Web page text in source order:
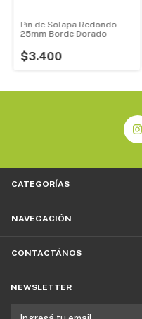
Pin de Solapa Redondo
25mm Borde Dorado
$3.400
CATEGORÍAS
NAVEGACIÓN
CONTACTÁNOS
NEWSLETTER